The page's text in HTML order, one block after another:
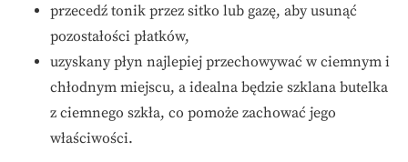
przecedź tonik przez sitko lub gazę, aby usunąć
pozostałości płatków,
uzyskany płyn najlepiej przechowywać w ciemnym i
chłodnym miejscu, a idealna będzie szklana butelka
z ciemnego szkła, co pomoże zachować jego
właściwości.